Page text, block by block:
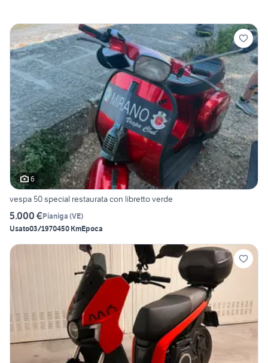
6
vespa 50 special restaurata con libretto verde
5.000 €Pianiga (VE)
Usato03/1970450 KmEpoca